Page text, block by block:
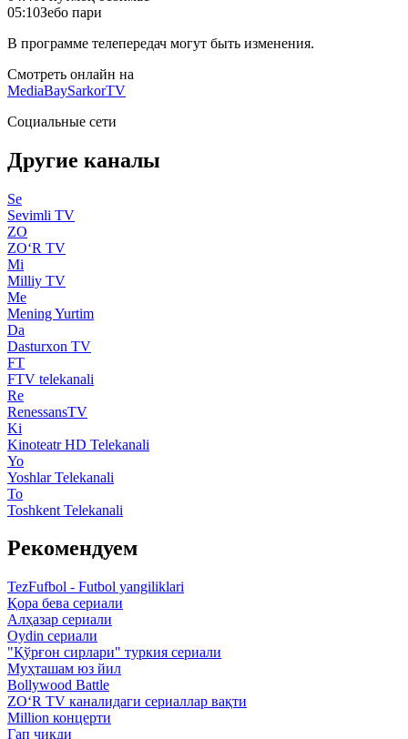
05:10Зебо пари
В программе телепередач могут быть изменения.
Смотреть онлайн на
MediaBaySarkorTV
Социальные сети
Другие каналы
Se
Sevimli TV
ZO
ZO‘R TV
Mi
Milliy TV
Me
Mening Yurtim
Da
Dasturxon TV
FT
FTV telekanali
Re
RenessansTV
Ki
Kinoteatr HD Telekanali
Yo
Yoshlar Telekanali
To
Toshkent Telekanali
Рекомендуем
TezFufbol - Futbol yangiliklari
Қора бева сериали
Алҳазар сериали
Oydin сериали
"Қўрғон сирлари" туркия сериали
Муҳташам юз йил
Bollywood Battle
ZO‘R TV каналидаги сериаллар вақти
Million концерти
Гап чиқди